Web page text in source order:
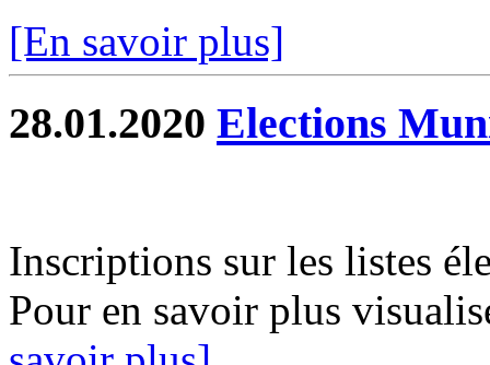
[En savoir plus]
28.01.2020 Elections
Inscriptions sur les listes
Pour en savoir plus